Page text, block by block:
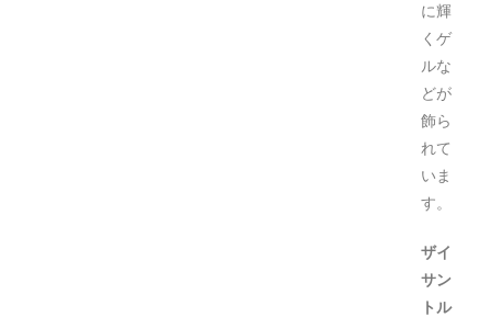
に輝
くゲ
ルな
どが
飾ら
れて
いま
す。
ザイ
サン
トル